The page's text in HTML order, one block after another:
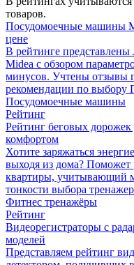
товаров.
Посудомоечные машины
цене
В рейтинге
Midea с обзором
минусов. Учтены отзывы
рекомендации по
Посудомоечные машины
Рейтинг
Рейтинг беговых
комфортом
Хотите заряжаться
выходя из дома? Поможет
квартиры, учитывающий
тонкости выбора
Фитнес тренажёры
Рейтинг
Видеорегистраторы с
моделей
Представляем рейтинг